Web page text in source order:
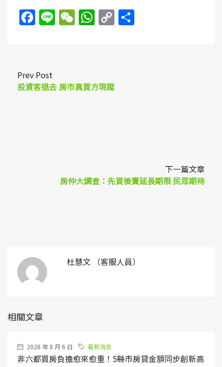
Facebook
LineWeChat
WhatsApp
Copy
Link
Prev Post
投資客退去 房市真買方現蹤
下一篇文章
房仲大調查：先買後賣延長期限 民眾期待
杜慧文 （客服人員）
相關文章
2026 年 8 月 6 日 最新消息
非六都買房負擔愈來愈重！5縣市房貸金額同步創新高